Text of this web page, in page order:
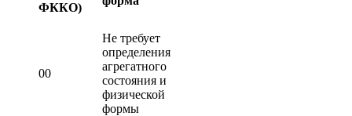
ФККО)
00
Не требует
определения
агрегатного
состояния и
физической
формы